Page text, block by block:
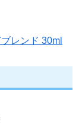
レンド 30ml